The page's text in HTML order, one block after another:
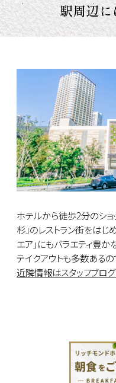
駅周辺に
ホテルから徒歩2分のショ
杉」のレストラン街をは
エア」にもバラエティ豊か
テイクアウトも多数あるの
近隣情報はスタッフブログ